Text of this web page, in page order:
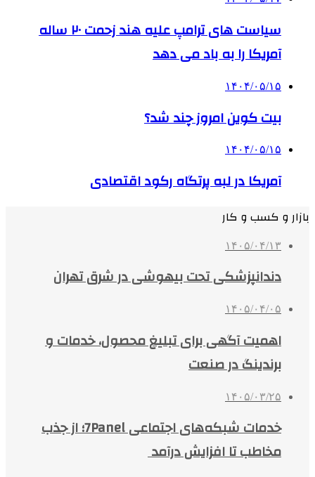
سیاست های ترامپ علیه هند زحمت ۲۰ ساله
آمریکا را به باد می دهد
۱۴۰۴/۰۵/۱۵
بیت کوین امروز چند شد؟
۱۴۰۴/۰۵/۱۵
آمریکا در لبه پرتگاه رکود اقتصادی
بازار و کسب و کار
۱۴۰۵/۰۴/۱۳
دندانپزشکی تحت بیهوشی در شرق تهران
۱۴۰۵/۰۴/۰۵
اهمیت آگهی برای تبلیغ محصول، خدمات و
برندینگ در صنعت
۱۴۰۵/۰۳/۲۵
خدمات شبکه‌های اجتماعی 7Panel؛ از جذب
مخاطب تا افزایش درآمد